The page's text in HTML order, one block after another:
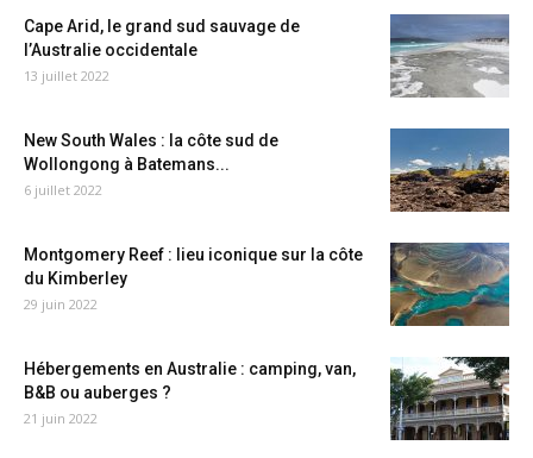
Cape Arid, le grand sud sauvage de
l’Australie occidentale
13 juillet 2022
New South Wales : la côte sud de
Wollongong à Batemans...
6 juillet 2022
Montgomery Reef : lieu iconique sur la côte
du Kimberley
29 juin 2022
Hébergements en Australie : camping, van,
B&B ou auberges ?
21 juin 2022